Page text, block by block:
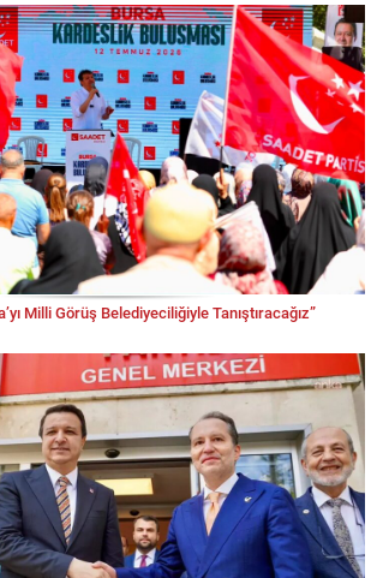
Milli Görüş Belediyeciliğiyle Tanıştıracağız”